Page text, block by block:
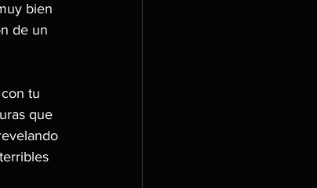
bien
de un
tu
que